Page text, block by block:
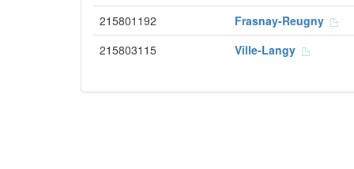
215801192
Frasnay-Reugny
215803115
Ville-Langy